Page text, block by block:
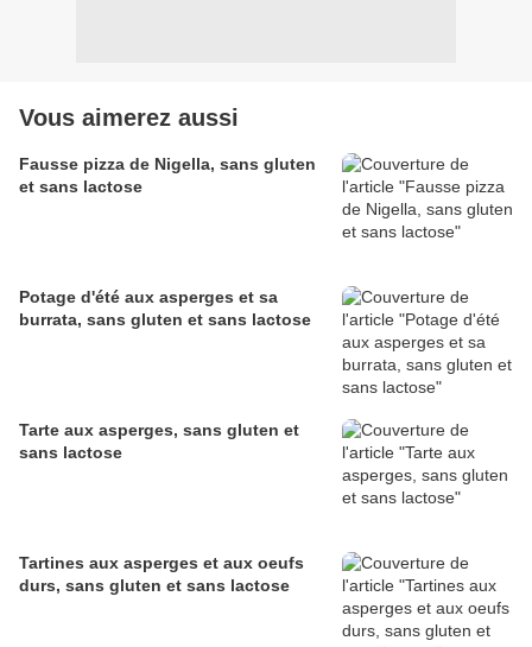
Vous aimerez aussi
Fausse pizza de Nigella, sans gluten
et sans lactose
Potage d'été aux asperges et sa
burrata, sans gluten et sans lactose
Tarte aux asperges, sans gluten et
sans lactose
Tartines aux asperges et aux oeufs
durs, sans gluten et sans lactose